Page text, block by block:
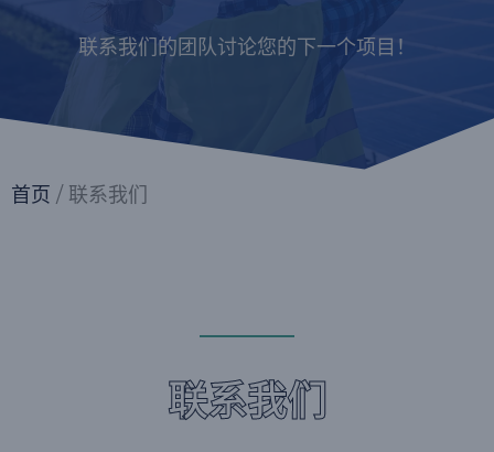
联系我们的团队讨论您的下一个项目！
首页 / 联系我们
联系我们